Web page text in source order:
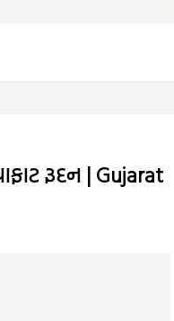
રૂદન | Gujarat